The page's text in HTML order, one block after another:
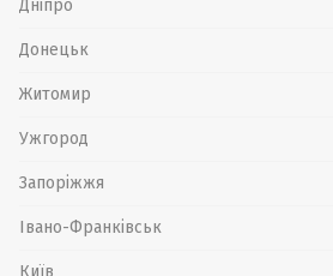
Дніпро
Донецьк
Житомир
Ужгород
Запоріжжя
Івано-Франківськ
Київ